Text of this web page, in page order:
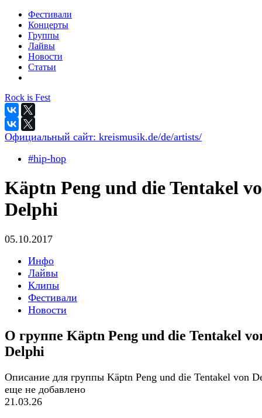
Фестивали
Концерты
Группы
Лайвы
Новости
Статьи
Rock is Fest
Официальный сайт: kreismusik.de/de/artists/
#hip-hop
Käptn Peng und die Tentakel
Delphi
05.10.2017
Инфо
Лайвы
Клипы
Фестивали
Новости
О группе Käptn Peng und die Tentakel
Delphi
Описание для группы Käptn Peng und die Tentakel von
еще не добавлено
21.03.26